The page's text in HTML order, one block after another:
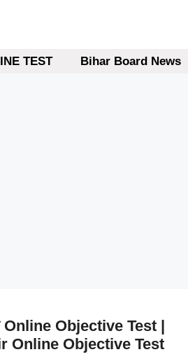
TEST Bihar Board News
Online Objective Test |
Online Objective Test